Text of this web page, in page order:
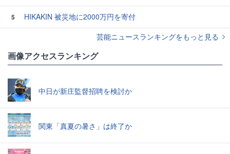
5
HIKAKIN 被災地に2000万円を寄付
芸能ニュースランキングをもっと見る
画像アクセスランキング
中日が新庄監督招聘を検討か
関東「真夏の暑さ」は終了か